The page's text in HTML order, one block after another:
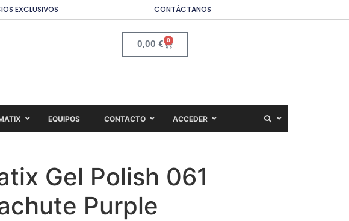
EXCLUSIVOS CONTÁCTANOS
0,00 € 0
EQUIPOS CONTACTO ACCEDER
Gel Polish 061
Purple